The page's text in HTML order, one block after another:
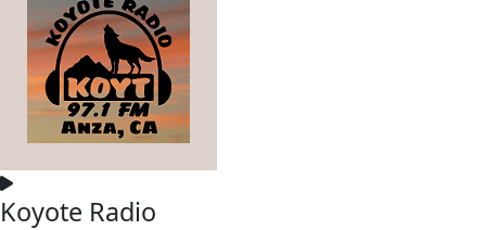
Koyote Radio